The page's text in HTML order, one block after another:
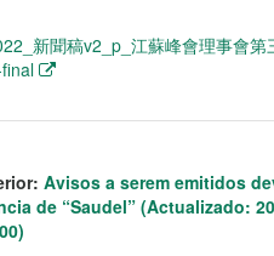
新聞稿v2_p_江蘇峰會理事會
Avisos a serem emitidos
de “Saudel” (Actualizado: